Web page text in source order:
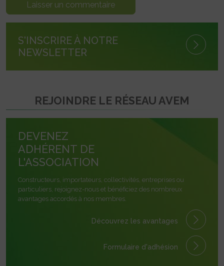
S'INSCRIRE À NOTRE
NEWSLETTER
REJOINDRE LE RÉSEAU AVEM
DEVENEZ
ADHÉRENT DE
L'ASSOCIATION
Constructeurs, importateurs, collectivités, entreprises ou
particuliers, rejoignez-nous et bénéficiez des nombreux
avantages accordés à nos membres.
Découvrez les avantages
Formulaire d'adhésion